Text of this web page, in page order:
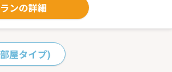
ンの詳細
屋タイプ)